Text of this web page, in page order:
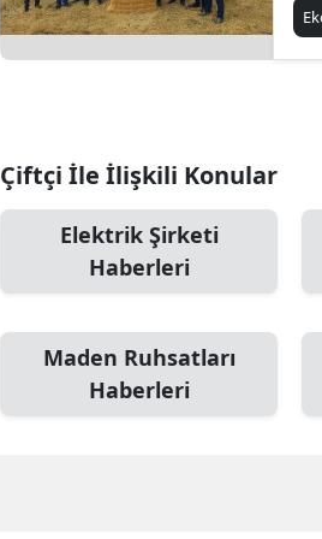
Çiftçi İle İlişkili Konular
Elektrik Şirketi
Haberleri
Maden Ruhsatları
Haberleri